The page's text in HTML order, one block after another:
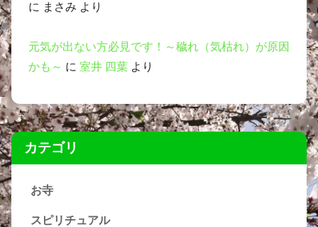
に まさみ より
元気が出ない方必見です！～穢れ（気枯れ）が原因
かも～ に 室井 四葉 より
カテゴリ
お寺
スピリチュアル